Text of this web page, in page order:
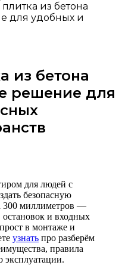
из бетона
для удобных и
из бетона
решение для
для людей с
безопасную
300 миллиметров —
и входных
в монтаже и
узнать про разберём
правила
эксплуатации.